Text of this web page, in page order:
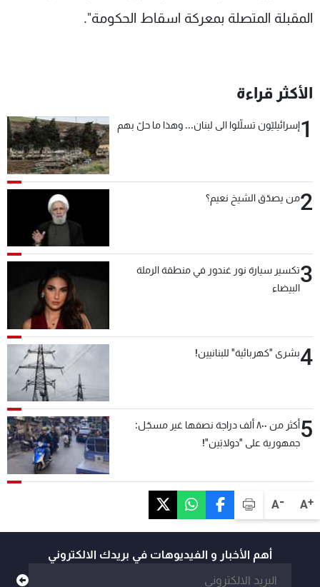
A+
A-
المقبلة المتصلة بمعركة اسقاط الحكومة".
الأكثر قراءة
1إسرائيليّون تسلّلوا الى لبنان... وهذا ما حلّ بهم
2من يصدّق الشيخ نعيم؟
3تكسير سيارة نور غندور في منطقة الرملة
البيضاء
4بشرى "كهربائية" للبنانيين!
5
أكثر من ٨٠٠ ألف دراجة نصفها غير مسجّل:
جمهورية على "دولابَين"!
أهم الأخبار و الفيديوهات في بريدك الالكتروني